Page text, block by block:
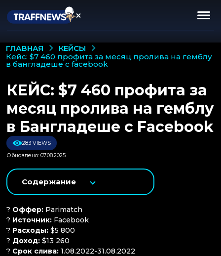
ГЛАВНАЯ
КЕЙСЫ
кейс: $7 460 профита за месяц пролива на гемблу
в бангладеше с facebook
КЕЙС: $7 460 профита за
месяц пролива на гемблу
в Бангладеше с Facebook
283 VIEWS
Обновлено: 07.08.2025
Содержание
? Оффер: Parimatch
? Источник: Facebook
? Расходы: $5 800
? Доход: $13 260
? Срок слива: 1.08.2022-31.08.2022